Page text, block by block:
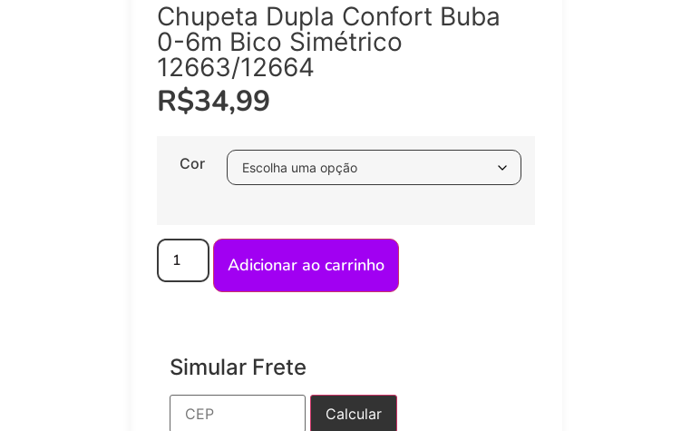
Chupeta Dupla Confort Buba
0-6m Bico Simétrico
12663/12664
R$34,99
Cor
Adicionar ao carrinho
Simular Frete
Calcular